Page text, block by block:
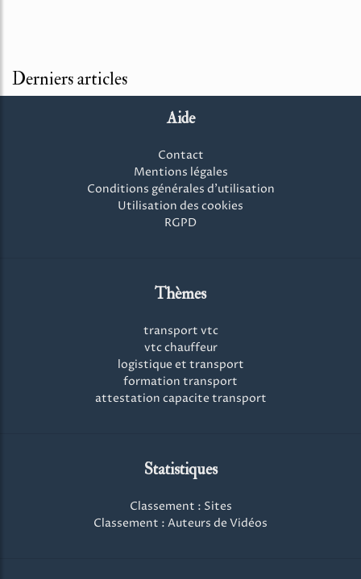
Derniers articles
Aide
Contact
Mentions légales
Conditions générales d'utilisation
Utilisation des cookies
RGPD
Thèmes
transport vtc
vtc chauffeur
logistique et transport
formation transport
attestation capacite transport
Statistiques
Classement : Sites
Classement : Auteurs de Vidéos